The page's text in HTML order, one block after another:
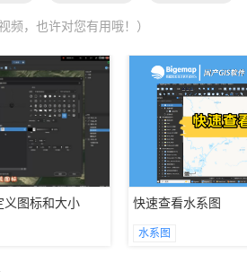
频，也许对您有用哦！）
义图标和大小 快速查看水系图
水系图